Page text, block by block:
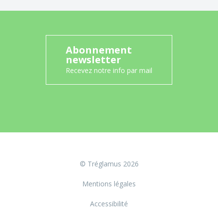
Abonnement
newsletter
Recevez notre info par mail
© Tréglamus 2026
Mentions légales
Accessibilité